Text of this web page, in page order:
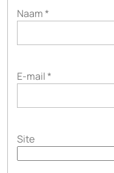
Naam*
E-mail*
Site